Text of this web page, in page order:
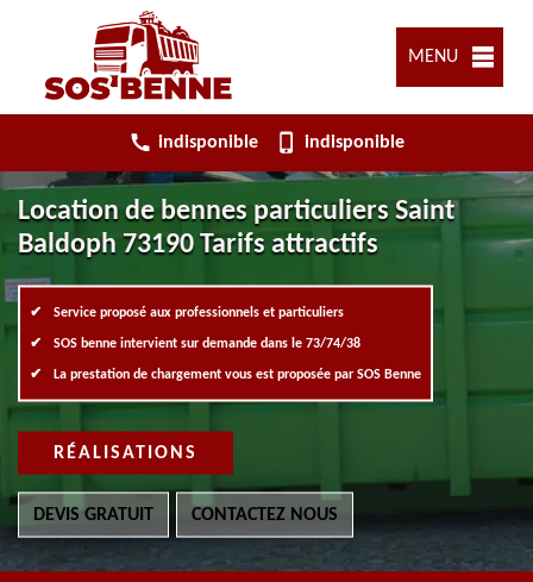
MENU
indisponible indisponible
Location de bennes particuliers Saint
Baldoph 73190 Tarifs attractifs
Service proposé aux professionnels et particuliers
SOS benne intervient sur demande dans le 73/74/38
La prestation de chargement vous est proposée par SOS Benne
RÉALISATIONS
DEVIS GRATUIT CONTACTEZ NOUS